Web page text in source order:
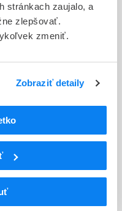
stránkach zaujalo, a
zlepšovať.
zmeniť.
Zobraziť detaily